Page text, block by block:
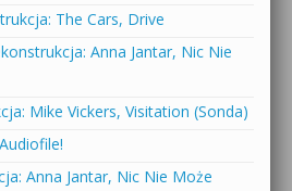
The Cars, Drive
Anna Jantar, Nic Nie
Mike Vickers, Visitation (Sonda)
Anna Jantar, Nic Nie Może